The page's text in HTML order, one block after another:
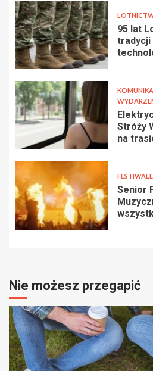
95 lat
tradycji
Stróży
na
FESTIWALE
Senior
Nie możesz przegapić